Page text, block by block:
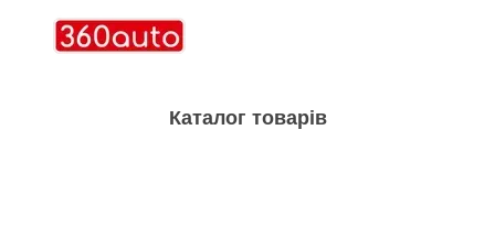
Каталог товарів